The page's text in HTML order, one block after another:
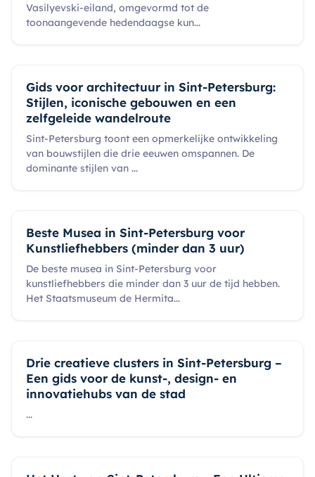
Vasilyevski-eiland, omgevormd tot de
toonaangevende hedendaagse kun...
Gids voor architectuur in Sint-Petersburg:
Stijlen, iconische gebouwen en een
zelfgeleide wandelroute
Sint-Petersburg toont een opmerkelijke ontwikkeling
van bouwstijlen die drie eeuwen omspannen. De
dominante stijlen van ...
Beste Musea in Sint-Petersburg voor
Kunstliefhebbers (minder dan 3 uur)
De beste musea in Sint-Petersburg voor
kunstliefhebbers die minder dan 3 uur de tijd hebben.
Het Staatsmuseum de Hermita...
Drie creatieve clusters in Sint-Petersburg –
Een gids voor de kunst-, design- en
innovatiehubs van de stad
...